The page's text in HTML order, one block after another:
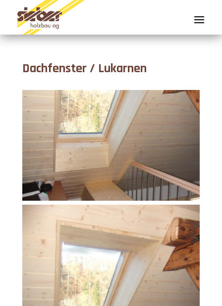
Dachfenster / Lukarnen